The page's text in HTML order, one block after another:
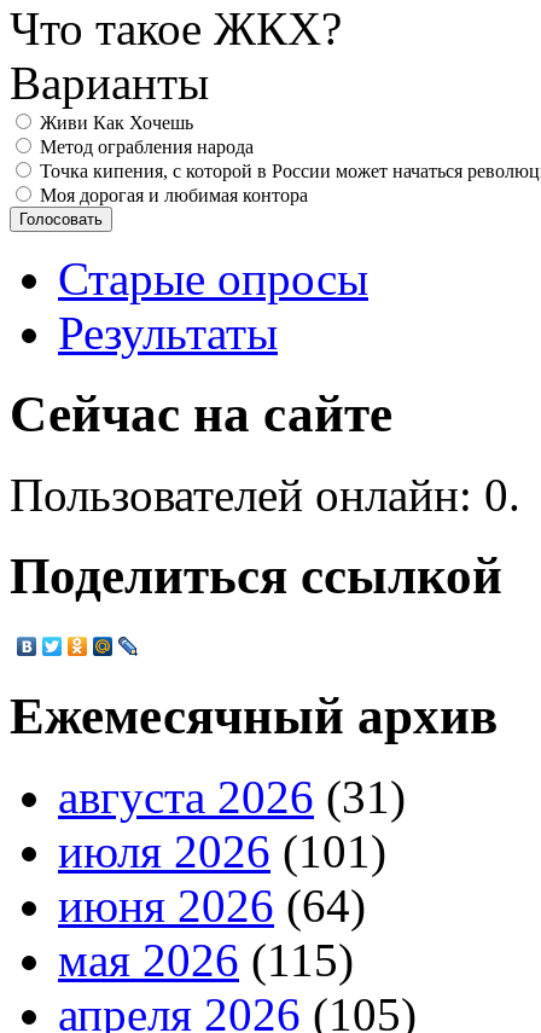
Что такое ЖКХ?
Варианты
Живи Как Хочешь
Метод ограбления народа
Точка кипения, с которой в России может начаться
Моя дорогая и любимая контора
Старые опросы
Результаты
Сейчас на сайте
Пользователей онлайн: 0.
Поделиться ссылкой
Ежемесячный архив
августа 2026 (31)
июля 2026 (101)
июня 2026 (64)
мая 2026 (115)
апреля 2026 (105)